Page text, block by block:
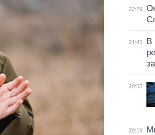
22:29
21:45
В
20:55
20:19